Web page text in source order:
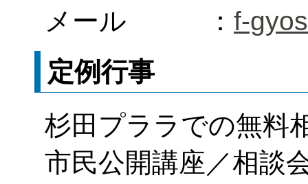
メール ： f-
定例行事
杉田プララでの無料
市民公開講座／相談